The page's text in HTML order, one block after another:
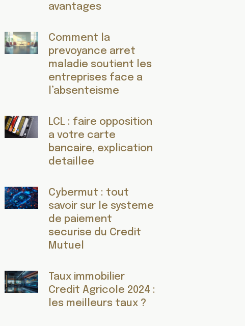
avantages
Comment la
prevoyance arret
maladie soutient les
entreprises face a
l’absenteisme
LCL : faire opposition
a votre carte
bancaire, explication
detaillee
Cybermut : tout
savoir sur le systeme
de paiement
securise du Credit
Mutuel
Taux immobilier
Credit Agricole 2024 :
les meilleurs taux ?